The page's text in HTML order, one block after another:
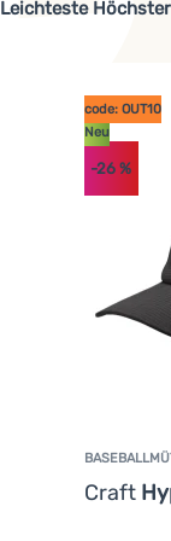
Leichteste
Craft
code: OUT10
Neu
-26 %